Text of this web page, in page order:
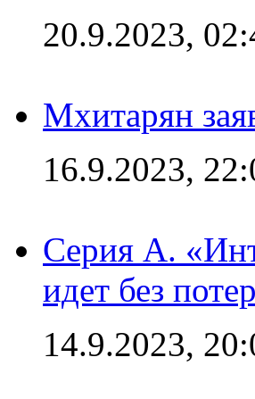
20.9.2023,
Мхитарян
16.9.2023,
Серия А.
идет без
14.9.2023,